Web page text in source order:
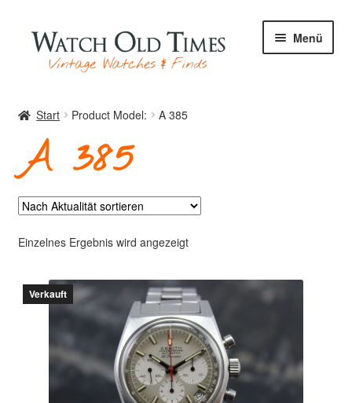
Zur
Navigation
springen
Zum
Inhalt
springen
Menü
Uhren
Archiv
Über mich
Start Product Model: A 385
A 385
Einzelnes Ergebnis wird angezeigt
Verkauft